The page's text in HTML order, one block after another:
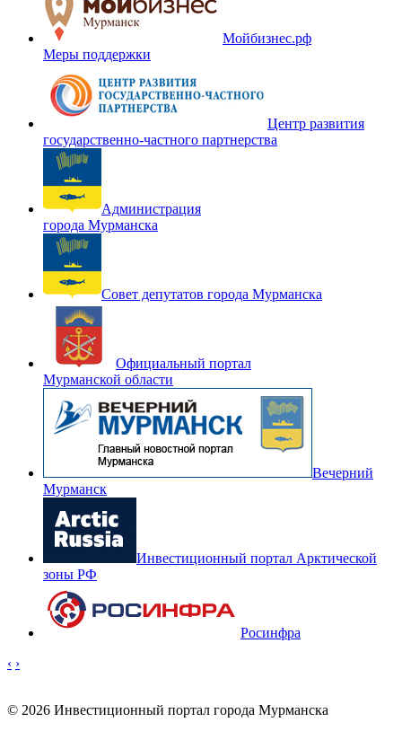
Мойбизнес.рф
Меры поддержки
Центр развития
государственно-частного партнерства
Администрация
города Мурманска
Совет депутатов города Мурманска
Официальный портал
Мурманской области
Вечерний
Мурманск
Инвестиционный портал Арктической
зоны РФ
Росинфра
‹ ›
© 2026 Инвестиционный портал города Мурманска